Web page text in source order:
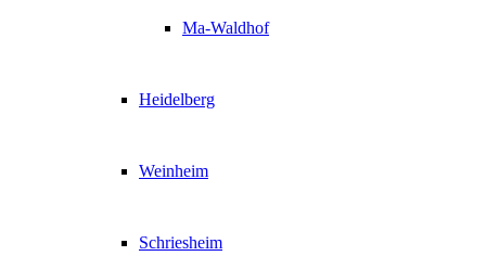
Ma-Waldhof
Heidelberg
Weinheim
Schriesheim